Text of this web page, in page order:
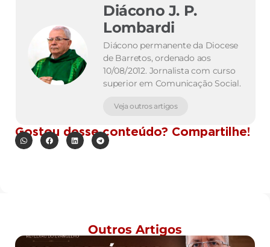
Diácono J. P.
Lombardi
Diácono permanente da Diocese
de Barretos, ordenado aos
10/08/2012. Jornalista com curso
superior em Comunicação Social.
Veja outros artigos
Gostou desse conteúdo? Compartilhe!
Outros Artigos